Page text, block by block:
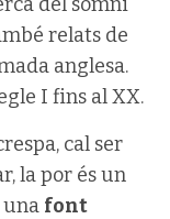
relats de
anglesa.
I fins al XX.
cal ser
la por és un
una font